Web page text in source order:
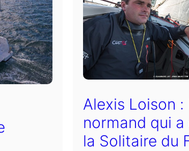
Alexis Loison
normand qui
la Solitaire du